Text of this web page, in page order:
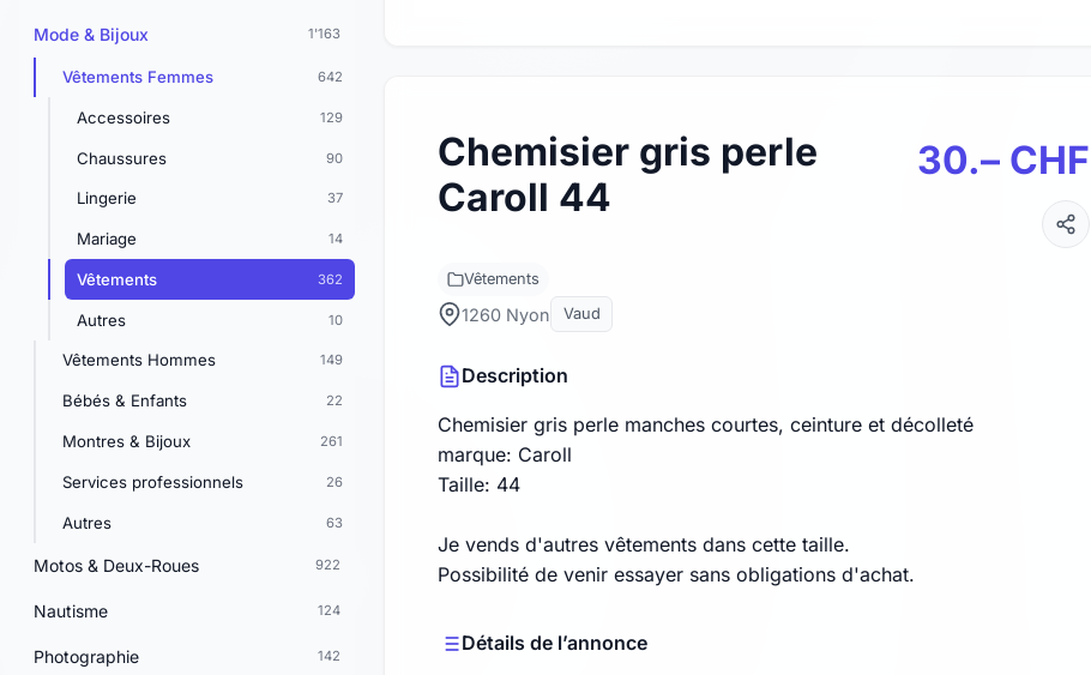
Mode & Bijoux 1'163
Vêtements Femmes 642
Accessoires 129
Chaussures 90
Lingerie 37
Mariage 14
Vêtements 362
Autres 10
Vêtements Hommes 149
Bébés & Enfants 22
Montres & Bijoux 261
Services professionnels 26
Autres 63
Motos & Deux-Roues 922
Nautisme 124
Photographie 142
Chemisier gris perle
Caroll 44
30.– CHF
Vêtements
1260 Nyon Vaud
Description
Chemisier gris perle manches courtes, ceinture et décolleté
marque: Caroll
Taille: 44
Je vends d'autres vêtements dans cette taille.
Possibilité de venir essayer sans obligations d'achat.
Détails de l’annonce